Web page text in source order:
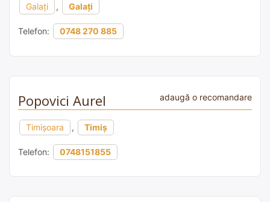
Galați , Galați
Telefon: 0748 270 885
Popovici Aurel adaugă o recomandare
Timișoara , Timiș
Telefon: 0748151855